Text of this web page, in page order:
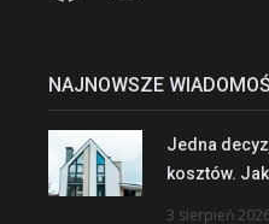
NAJNOWSZE
Jedna
kosztów.
3 sierpień